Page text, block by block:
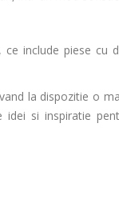
include piese cu
la dispozitie o
si inspiratie